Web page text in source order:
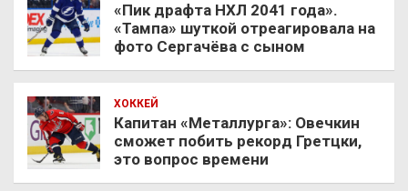
«Пик драфта НХЛ 2041 года».
«Тампа» шуткой отреагировала на
фото Сергачёва с сыном
ХОККЕЙ
Капитан «Металлурга»: Овечкин
сможет побить рекорд Гретцки,
это вопрос времени